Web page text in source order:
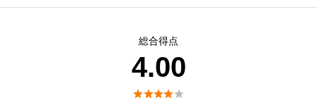
総合得点
4.00
